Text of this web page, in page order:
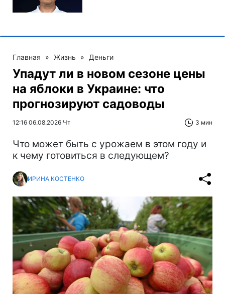
Главная » Жизнь » Деньги
Упадут ли в новом сезоне цены
на яблоки в Украине: что
прогнозируют садоводы
12:16 06.08.2026 Чт 3 мин
Что может быть с урожаем в этом году и
к чему готовиться в следующем?
ИРИНА КОСТЕНКО